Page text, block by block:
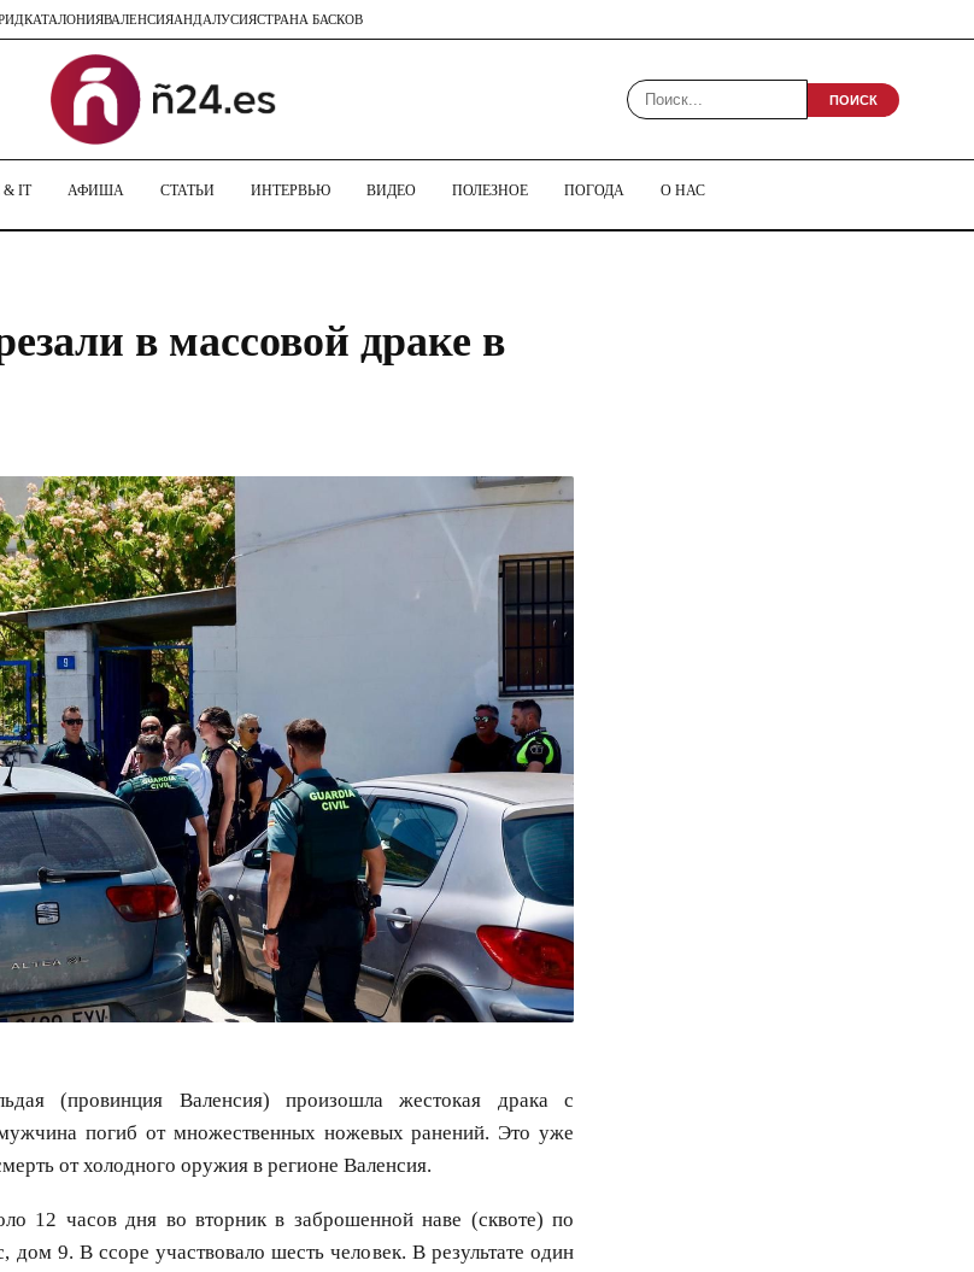
КАТАЛОНИЯВАЛЕНСИЯАНДАЛУСИЯСТРАНА БАСКОВ
ПОИСК
IT АФИША СТАТЬИ ИНТЕРВЬЮ ВИДЕО ПОЛЕЗНОЕ ПОГОДА О НАС
в массовой драке в
(провинция Валенсия) произошла жестокая драка с
погиб от множественных ножевых ранений. Это уже
от холодного оружия в регионе Валенсия.
12 часов дня во вторник в заброшенной наве (сквоте) по
дом 9. В ссоре участвовало шесть человек. В результате один